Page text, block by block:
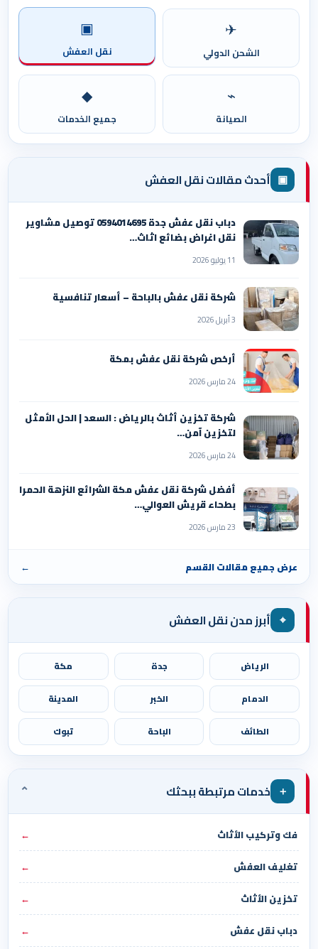
✈
الشحن الدولي
▣
نقل العفش
⌁
الصيانة
◆
جميع الخدمات
▣ أحدث مقالات نقل العفش
دباب نقل عفش جدة 0594014695 توصيل مشاوير
نقل اغراض بضائع اثاث…
11 يوليو 2026
شركة نقل عفش بالباحة – أسعار تنافسية
3 أبريل 2026
أرخص شركة نقل عفش بمكة
24 مارس 2026
شركة تخزين أثاث بالرياض : السعد | الحل الأمثل
لتخزين آمن…
24 مارس 2026
أفضل شركة نقل عفش مكة الشرائع النزهة الحمرا
بطحاء قريش العوالي…
23 مارس 2026
عرض جميع مقالات القسم ←
⌖ أبرز مدن نقل العفش
الرياض جدة مكة
الدمام الخبر المدينة
الطائف الباحة تبوك
＋ خدمات مرتبطة ببحثك ⌄
فك وتركيب الأثاث
←
تغليف العفش
←
تخزين الأثاث
←
دباب نقل عفش
←